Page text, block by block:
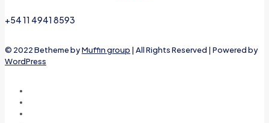
+54 11 4941 8593
© 2022 Betheme byMuffin group | All Rights Reserved | Powered by
WordPress